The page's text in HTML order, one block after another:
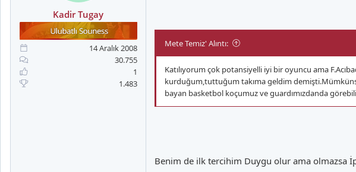
Kadir Tugay
14 Aralık 2008
30.755
1
1.483
Mete Temiz' Alıntı:
Katılıyorum çok potansiyelli iyi bir oyuncu ama
kurduğum,tuttuğum takıma geldim
bayan basketbol koçumuz ve guardımızdanda
Benim de ilk tercihim Duygu olur ama olmazsa